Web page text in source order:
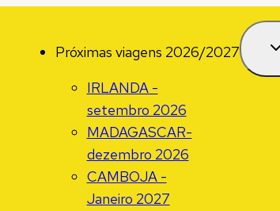
Próximas viagens 2026/2027
IRLANDA -
setembro 2026
MADAGASCAR-
dezembro 2026
CAMBOJA -
Janeiro 2027